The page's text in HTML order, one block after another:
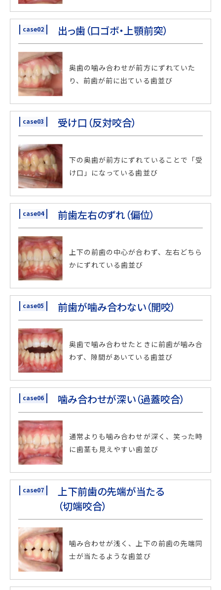
case02 出っ歯（口ゴボ・上顎前突）
奥歯の噛み合わせが前方にずれていた
り、前歯が前に出ている歯並び
case03 受け口（反対咬合）
下の奥歯が前方にずれていることで「受
け口」になっている歯並び
case04 前歯左右のずれ（偏位）
上下の前歯の中心が合わず、左右どちら
かにずれている歯並び
case05 前歯が噛み合わない（開咬）
奥歯で噛み合わせたときに前歯が噛み合
わず、隙間があいている歯並び
case06 噛み合わせが深い（過蓋咬合）
通常よりも噛み合わせが深く、 笑った時
に歯茎も見えやすい歯並び
case07
上下前歯の先端が当たる
（切端咬合）
噛み合わせが浅く、上下の前歯の先端同
士が当たるような歯並び